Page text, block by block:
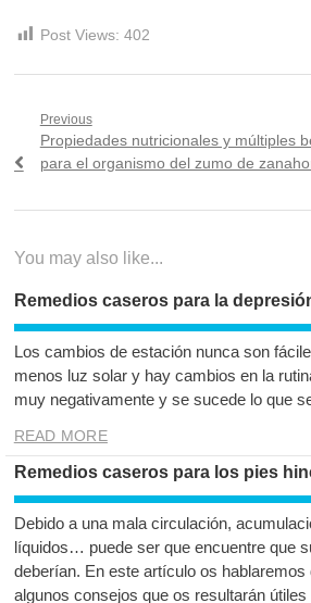
Post Views: 402
Navegación
de
entradas
Previous
Previous
post:
Propiedades nutricionales y múltiples
para el organismo del zumo de
You may also like...
Remedios caseros para la
Los cambios de estación nunca son
menos luz solar y hay cambios en la
muy negativamente y se sucede lo que
READ MORE
Remedios caseros para los pies
Debido a una mala circulación,
líquidos… puede ser que encuentre que
deberían. En este artículo os
algunos consejos que os resultarán